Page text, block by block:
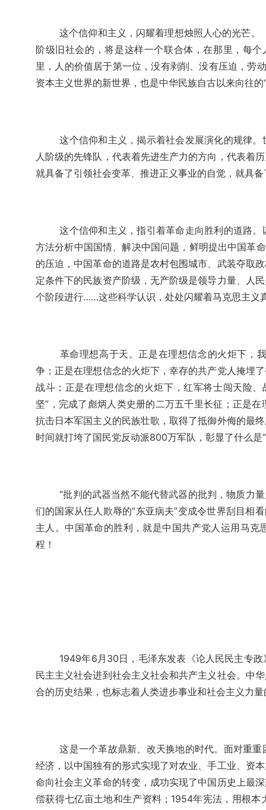
这个信仰和主义，闪耀着理想烛照人心的光芒
阶级旧社会的，将是这样一个联合体，在那里，每
里，人的价值居于第一位，没有剥削、没有压迫，
资本主义世界的新世界，也是中华民族自古以来向往
这个信仰和主义，揭示着社会发展演化的规律
人阶级的先锋队，代表着先进生产力的方向，代表着
就具备了引领社会变革、推进正义事业的自觉，就具
这个信仰和主义，指引着革命走向胜利的道路
方法分析中国国情、解决中国问题，鲜明提出中国革
的压迫，中国革命的道路是农村包围城市、武装夺取
定条件下的民族资产阶级，无产阶级是领导力量、人
个阶段进行……这些科学认识，处处闪耀着马克思主义
革命理想高于天。正是在理想信念的火炬下，
争；正是在理想信念的火炬下，幸存的共产党人掩埋
战斗；正是在理想信念的火炬下，红军将士闯天险
坚”，完成了彪炳人类史册的二万五千里长征；正是
抗击日本军国主义的民族壮歌，取得了抵御外侮的最
时间就打垮了国民党反动派800万军队，彰显了什么是
“批判的武器当然不能代替武器的批判，物质力
们的国家从任人欺辱的“东亚病夫”变成令世界刮目相
主人。中国革命的胜利，就是中国共产党人运用马
程！
1949年6月30日，毛泽东发表《论人民民主专
民主主义社会进到社会主义社会和共产主义社会。中
合的历史结果，也标志着人类进步事业和社会主义力
这是一个革故鼎新、改天换地的时代。面对重
经济，以中国独有的形式实现了对农业、手工业、资
命向社会主义革命的转变，成功实现了中国历史上最
偿获得七亿亩土地和生产资料；1954年宪法，用根